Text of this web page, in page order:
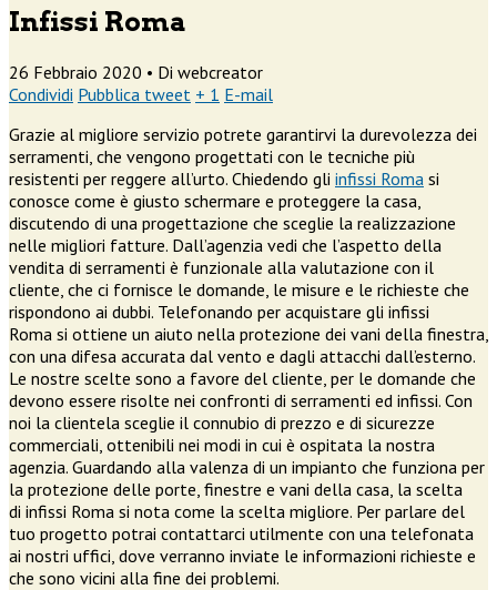
Infissi Roma
26 Febbraio 2020 • Di webcreator
Condividi Pubblica tweet + 1 E-mail
Grazie al migliore servizio potrete garantirvi la durevolezza dei
serramenti, che vengono progettati con le tecniche più
resistenti per reggere all’urto. Chiedendo gli infissi Roma si
conosce come è giusto schermare e proteggere la casa,
discutendo di una progettazione che sceglie la realizzazione
nelle migliori fatture. Dall’agenzia vedi che l’aspetto della
vendita di serramenti è funzionale alla valutazione con il
cliente, che ci fornisce le domande, le misure e le richieste che
rispondono ai dubbi. Telefonando per acquistare gli infissi
Roma si ottiene un aiuto nella protezione dei vani della finestra,
con una difesa accurata dal vento e dagli attacchi dall’esterno.
Le nostre scelte sono a favore del cliente, per le domande che
devono essere risolte nei confronti di serramenti ed infissi. Con
noi la clientela sceglie il connubio di prezzo e di sicurezze
commerciali, ottenibili nei modi in cui è ospitata la nostra
agenzia. Guardando alla valenza di un impianto che funziona per
la protezione delle porte, finestre e vani della casa, la scelta
di infissi Roma si nota come la scelta migliore. Per parlare del
tuo progetto potrai contattarci utilmente con una telefonata
ai nostri uffici, dove verranno inviate le informazioni richieste e
che sono vicini alla fine dei problemi.